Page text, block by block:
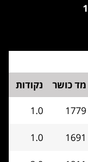
1
מד כושר
נקודות
1779
1.0
1691
1.0